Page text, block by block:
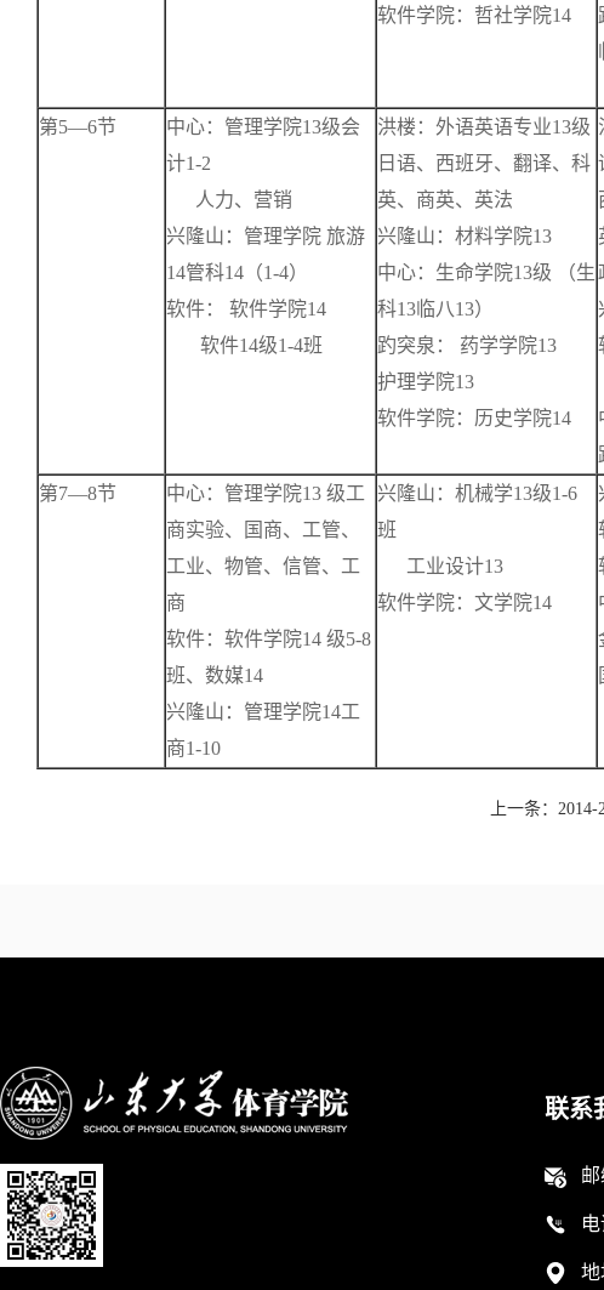
软件学院：哲社学院14
第5—6节
中心：管理学院13级会
计1-2
人力、营销
兴隆山：管理学院 旅游
14管科14（1-4）
软件： 软件学院14
软件14级1-4班
洪楼：外语英语专业13级
日语、西班牙、翻译、科
英、商英、英法
兴隆山：材料学院13
中心：生命学院13级 （生
科13临八13）
趵突泉： 药学学院13
护理学院13
软件学院：历史学院14
第7—8节
中心：管理学院13 级工
商实验、国商、工管、
工业、物管、信管、工
商
软件：软件学院14 级5-8
班、数媒14
兴隆山：管理学院14工
商1-10
兴隆山：机械学13级1-6
班
工业设计13
软件学院：文学院14
上一条： 2014-
联系
邮
地